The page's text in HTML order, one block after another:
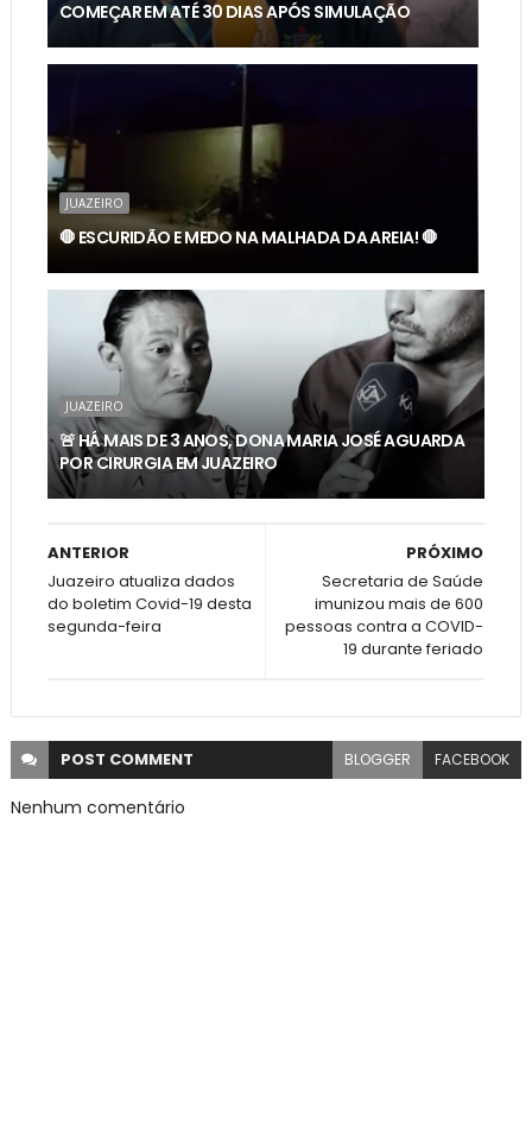
COMEÇAR EM ATÉ 30 DIAS APÓS SIMULAÇÃO
JUAZEIRO
🛑 ESCURIDÃO E MEDO NA MALHADA DA AREIA! 🛑
JUAZEIRO
🚨 HÁ MAIS DE 3 ANOS, DONA MARIA JOSÉ AGUARDA
POR CIRURGIA EM JUAZEIRO
PRÓXIMO
Secretaria de Saúde
imunizou mais de 600
pessoas contra a COVID-
19 durante feriado
ANTERIOR
Juazeiro atualiza dados
do boletim Covid-19 desta
segunda-feira
POST COMMENT BLOGGER FACEBOOK
Nenhum comentário